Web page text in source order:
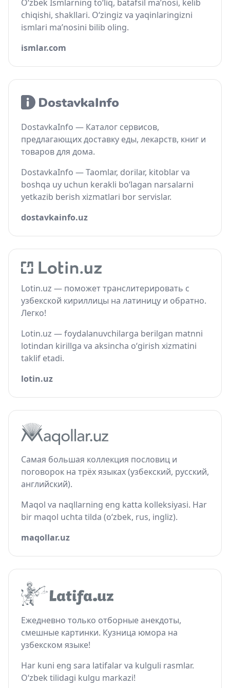
O‘zbek Ismlarning to‘liq, batafsil ma’nosi, kelib
chiqishi, shakllari. O‘zingiz va yaqinlaringizni
ismlari ma’nosini bilib oling.
ismlar.com
DostavkaInfo — Каталог сервисов,
предлагающих доставку еды, лекарств, книг и
товаров для дома.
DostavkaInfo — Taomlar, dorilar, kitoblar va
boshqa uy uchun kerakli bo‘lagan narsalarni
yetkazib berish xizmatlari bor servislar.
dostavkainfo.uz
Lotin.uz — поможет транслитерировать с
узбекской кириллицы на латиницу и обратно.
Легко!
Lotin.uz — foydalanuvchilarga berilgan matnni
lotindan kirillga va aksincha o‘girish xizmatini
taklif etadi.
lotin.uz
Самая большая коллекция пословиц и
поговорок на трёх языках (узбекский, русский,
английский).
Maqol va naqllarning eng katta kolleksiyasi. Har
bir maqol uchta tilda (o‘zbek, rus, ingliz).
maqollar.uz
Ежедневно только отборные анекдоты,
смешные картинки. Кузница юмора на
узбекском языке!
Har kuni eng sara latifalar va kulguli rasmlar.
O‘zbek tilidagi kulgu markazi!